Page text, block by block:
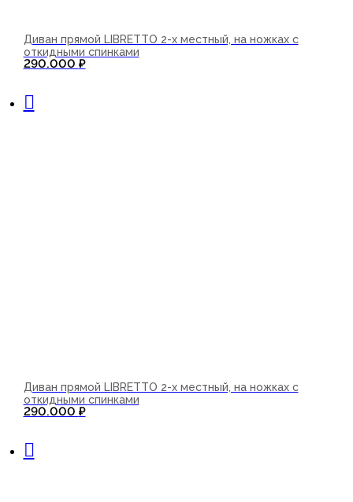
Диван прямой LIBRETTO 2-х местный, на ножках с
откидными спинками
290.000 ₽
Диван прямой LIBRETTO 2-х местный, на ножках с
откидными спинками
290.000 ₽